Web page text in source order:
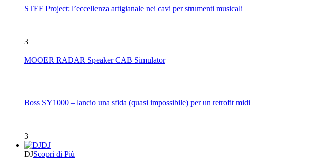
STEF Project: l’eccellenza artigianale nei cavi per strumenti musicali
3
MOOER RADAR Speaker CAB Simulator
Boss SY1000 – lancio una sfida (quasi impossibile) per un retrofit midi
3
DJ
DJScopri di Più